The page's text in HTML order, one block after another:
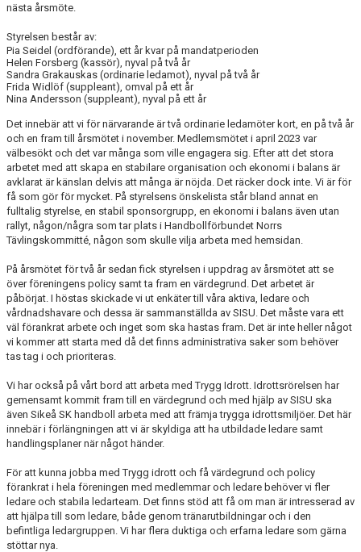
nästa årsmöte.
Styrelsen består av:
Pia Seidel (ordförande), ett år kvar på mandatperioden
Helen Forsberg (kassör), nyval på två år
Sandra Grakauskas (ordinarie ledamot), nyval på två år
Frida Widlöf (suppleant), omval på ett år
Nina Andersson (suppleant), nyval på ett år
Det innebär att vi för närvarande är två ordinarie ledamöter kort, en på två år
och en fram till årsmötet i november. Medlemsmötet i april 2023 var
välbesökt och det var många som ville engagera sig. Efter att det stora
arbetet med att skapa en stabilare organisation och ekonomi i balans är
avklarat är känslan delvis att många är nöjda. Det räcker dock inte. Vi är för
få som gör för mycket. På styrelsens önskelista står bland annat en
fulltalig styrelse, en stabil sponsorgrupp, en ekonomi i balans även utan
rallyt, någon/några som tar plats i Handbollförbundet Norrs
Tävlingskommitté, någon som skulle vilja arbeta med hemsidan.
På årsmötet för två år sedan fick styrelsen i uppdrag av årsmötet att se
över föreningens policy samt ta fram en värdegrund. Det arbetet är
påbörjat. I höstas skickade vi ut enkäter till våra aktiva, ledare och
vårdnadshavare och dessa är sammanställda av SISU. Det måste vara ett
väl förankrat arbete och inget som ska hastas fram. Det är inte heller något
vi kommer att starta med då det finns administrativa saker som behöver
tas tag i och prioriteras.
Vi har också på vårt bord att arbeta med Trygg Idrott. Idrottsrörelsen har
gemensamt kommit fram till en värdegrund och med hjälp av SISU ska
även Sikeå SK handboll arbeta med att främja trygga idrottsmiljöer. Det här
innebär i förlängningen att vi är skyldiga att ha utbildade ledare samt
handlingsplaner när något händer.
För att kunna jobba med Trygg idrott och få värdegrund och policy
förankrat i hela föreningen med medlemmar och ledare behöver vi fler
ledare och stabila ledarteam. Det finns stöd att få om man är intresserad av
att hjälpa till som ledare, både genom tränarutbildningar och i den
befintliga ledargruppen. Vi har flera duktiga och erfarna ledare som gärna
stöttar nya.